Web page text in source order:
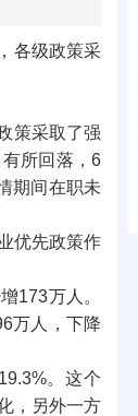
各级政策采
策采取了强
所回落，6
期间在职未
优先政策作
173万人。
万人，下降
。这个
，另外一方